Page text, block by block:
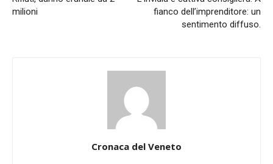
milioni
fianco dell’imprenditore: un
sentimento diffuso.
Cronaca del Veneto